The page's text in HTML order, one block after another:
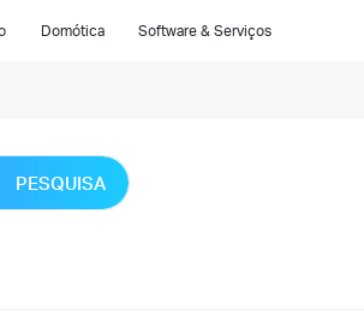
Domótica Software & Serviços
PESQUISA